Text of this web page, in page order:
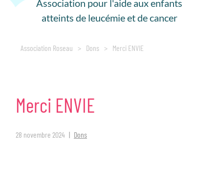
Association pour l'aide aux enfants
atteints de leucémie et de cancer
Association Roseau > Dons > Merci ENVIE
Merci ENVIE
28 novembre 2024 Dons